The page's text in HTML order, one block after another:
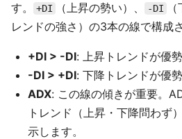
す。
+DI （上昇の勢い）、 -DI
レンドの強さ）の3本の線で構成
+DI > -DI: 上昇トレンドが優勢
-DI > +DI: 下降トレンドが優勢
ADX: この線の傾きが重要。
トレンド（上昇・下降問わず
示します。